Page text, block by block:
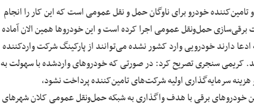
خودرو برای ناوگان حمل و نقل عمومی است که این کار را انجام
برقی‌سازی حمل‌و‌نقل عمومی اجرا کرده است و این خودروها همین الان آماده
دارند خودرویی وارد کشور نشده می‌توانند از پارکینگ شرکت واردکننده
کریمی‌ ‌‌سنجری تصریح کرد: در صورتی که خودروهای واردشده با سهولت به
سرمایه‌گذاری اولیه شرکت‌های تامین‌کننده پرداخت نشود،
خودروهای برقی با هدف واگذاری به شبکه حمل‌ونقل عمومی کلان شهرهای